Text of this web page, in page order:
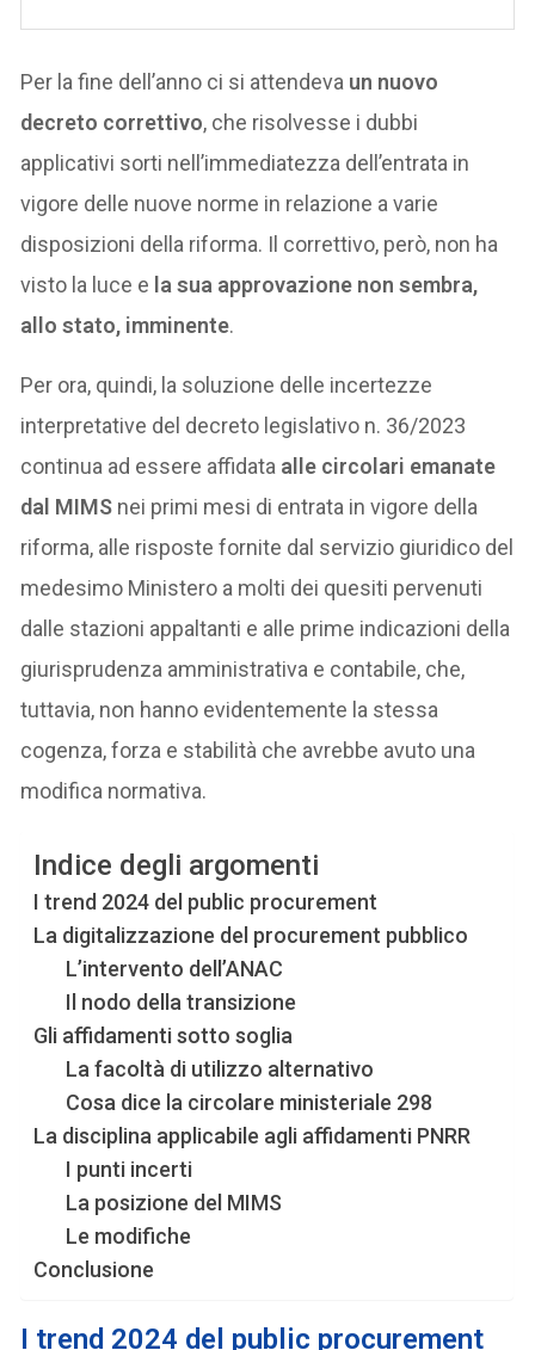
Per la fine dell’anno ci si attendeva un nuovo
decreto correttivo, che risolvesse i dubbi
applicativi sorti nell’immediatezza dell’entrata in
vigore delle nuove norme in relazione a varie
disposizioni della riforma. Il correttivo, però, non ha
visto la luce e la sua approvazione non sembra,
allo stato, imminente.
Per ora, quindi, la soluzione delle incertezze
interpretative del decreto legislativo n. 36/2023
continua ad essere affidata alle circolari emanate
dal MIMS nei primi mesi di entrata in vigore della
riforma, alle risposte fornite dal servizio giuridico del
medesimo Ministero a molti dei quesiti pervenuti
dalle stazioni appaltanti e alle prime indicazioni della
giurisprudenza amministrativa e contabile, che,
tuttavia, non hanno evidentemente la stessa
cogenza, forza e stabilità che avrebbe avuto una
modifica normativa.
Indice degli argomenti
I trend 2024 del public procurement
La digitalizzazione del procurement pubblico
L’intervento dell’ANAC
Il nodo della transizione
Gli affidamenti sotto soglia
La facoltà di utilizzo alternativo
Cosa dice la circolare ministeriale 298
La disciplina applicabile agli affidamenti PNRR
I punti incerti
La posizione del MIMS
Le modifiche
Conclusione
I trend 2024 del public procurement